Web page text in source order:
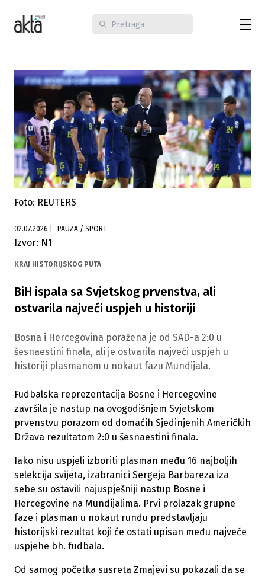
Foto: REUTERS
02.07.2026 PAUZA / SPORT
Izvor: N1
KRAJ HISTORIJSKOG PUTA
BiH ispala sa Svjetskog prvenstva, ali
ostvarila najveći uspjeh u historiji
Bosna i Hercegovina poražena je od SAD-a 2:0 u
šesnaestini finala, ali je ostvarila najveći uspjeh u
historiji plasmanom u nokaut fazu Mundijala.
Fudbalska reprezentacija Bosne i Hercegovine
završila je nastup na ovogodišnjem Svjetskom
prvenstvu porazom od domaćih Sjedinjenih Američkih
Država rezultatom 2:0 u šesnaestini finala.
Iako nisu uspjeli izboriti plasman među 16 najboljih
selekcija svijeta, izabranici Sergeja Barbareza iza
sebe su ostavili najuspješniji nastup Bosne i
Hercegovine na Mundijalima. Prvi prolazak grupne
faze i plasman u nokaut rundu predstavljaju
historijski rezultat koji će ostati upisan među najveće
uspjehe bh. fudbala.
Od samog početka susreta Zmajevi su pokazali da se